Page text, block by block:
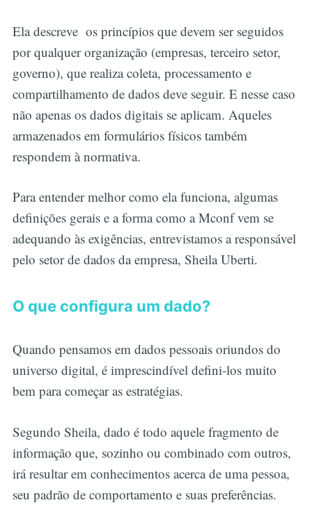
Ela descreve os princípios que devem ser seguidos
por qualquer organização (empresas, terceiro setor,
governo), que realiza coleta, processamento e
compartilhamento de dados deve seguir. E nesse caso
não apenas os dados digitais se aplicam. Aqueles
armazenados em formulários físicos também
respondem à normativa.
Para entender melhor como ela funciona, algumas
definições gerais e a forma como a Mconf vem se
adequando às exigências, entrevistamos a responsável
pelo setor de dados da empresa, Sheila Uberti.
O que configura um dado?
Quando pensamos em dados pessoais oriundos do
universo digital, é imprescindível defini-los muito
bem para começar as estratégias.
Segundo Sheila, dado é todo aquele fragmento de
informação que, sozinho ou combinado com outros,
irá resultar em conhecimentos acerca de uma pessoa,
seu padrão de comportamento e suas preferências.